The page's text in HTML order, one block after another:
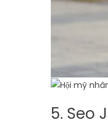
5. Seo